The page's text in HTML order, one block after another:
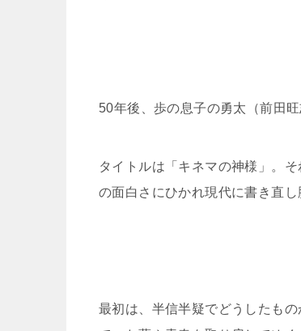
50年後、歩の息子の勇太（前田
タイトルは「キネマの神様」。
の面白さにひかれ現代に書き直
最初は、半信半疑でどうしたも